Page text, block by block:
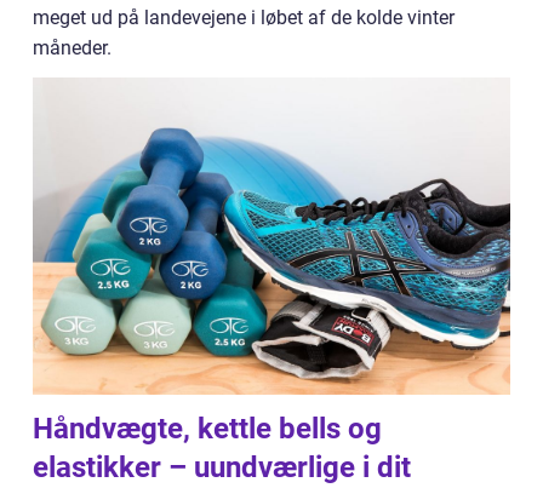
meget ud på landevejene i løbet af de kolde vinter
måneder.
Håndvægte, kettle bells og
elastikker – uundværlige i dit